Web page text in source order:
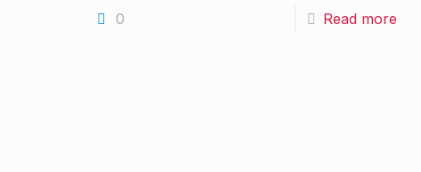
0 Read more